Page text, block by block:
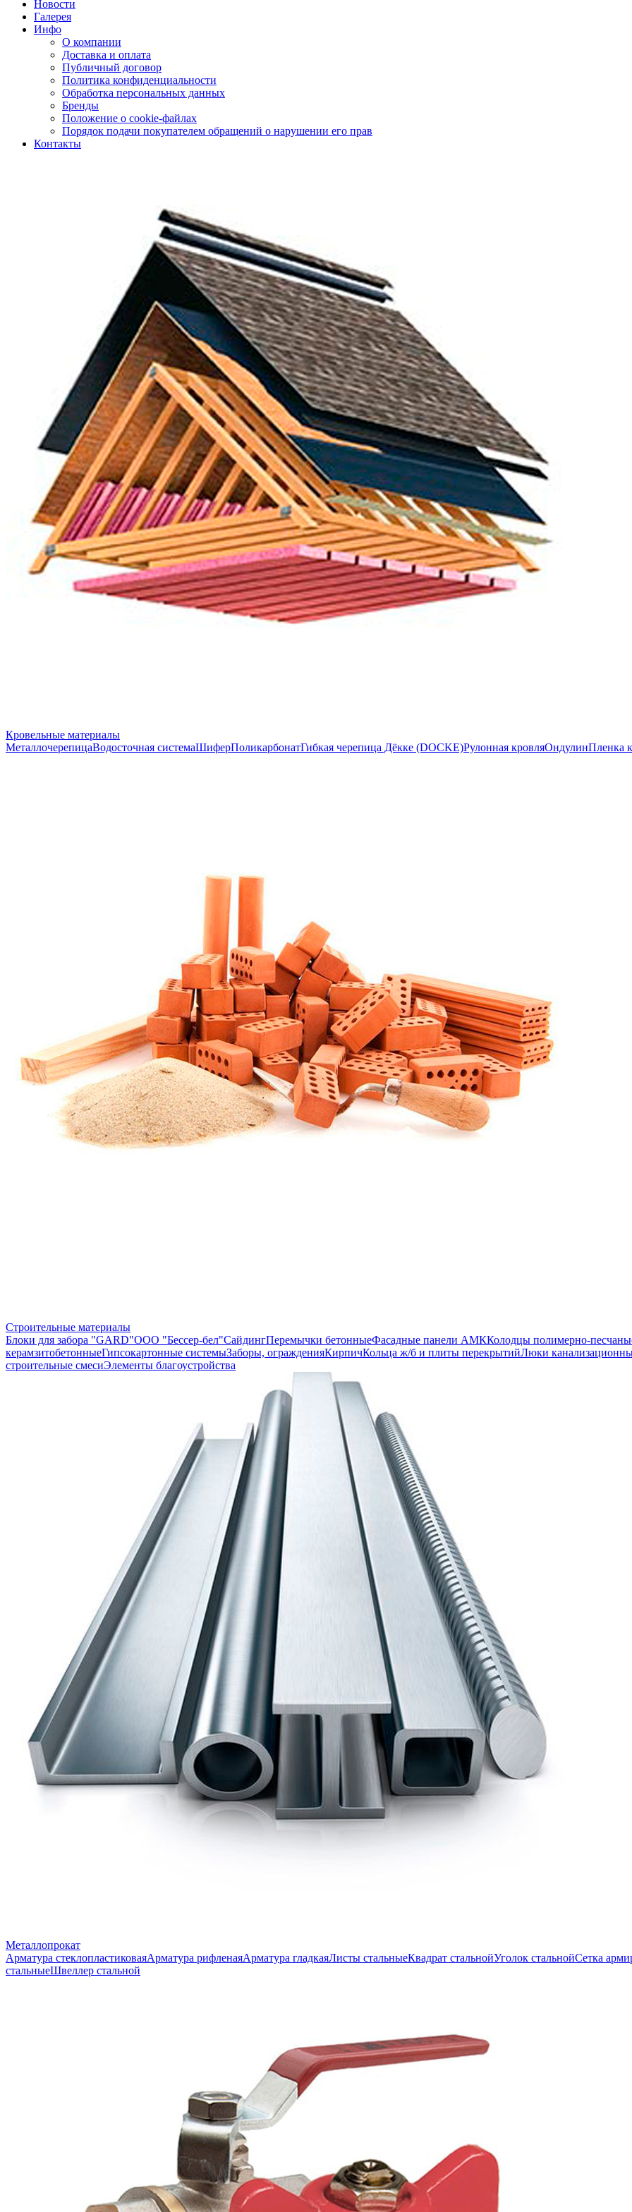
Новости
Галерея
Инфо
О компании
Доставка и оплата
Публичный договор
Политика конфиденциальности
Обработка персональных данных
Бренды
Положение о cookie-файлах
Порядок подачи покупателем обращений о нарушении его прав
Контакты
Кровельные материалы
МеталлочерепицаВодосточная системаШиферПоликарбонатГибкая черепица Дёкке (DOCKE)Рулонная кровляОндулинПленка
Строительные материалы
Блоки для забора "GARD"ООО "Бессер-бел"СайдингПеремычки бетонныеФасадные панели АМККолодцы полимерно-
керамзитобетонныеГипсокартонные системыЗаборы, огражденияКирпичКольца ж/б и плиты перекрытийЛюки
строительные смесиЭлементы благоустройства
Металлопрокат
Арматура стеклопластиковаяАрматура рифленаяАрматура гладкаяЛисты стальныеКвадрат стальнойУголок стальнойСетка
стальныеШвеллер стальной